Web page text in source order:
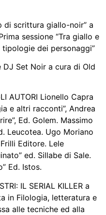
di scrittura giallo-noir” a
sessione “Tra giallo e
dei personaggi”
DJ Set Noir a cura di Old
AUTORI Lionello Capra
e altri racconti”, Andrea
Ed. Golem. Massimo
Leucotea. Ugo Moriano
Editore. Lele
ed. Sillabe di Sale.
Ed. Istos.
IL SERIAL KILLER a
in Filologia, letteratura e
alle tecniche ed alla